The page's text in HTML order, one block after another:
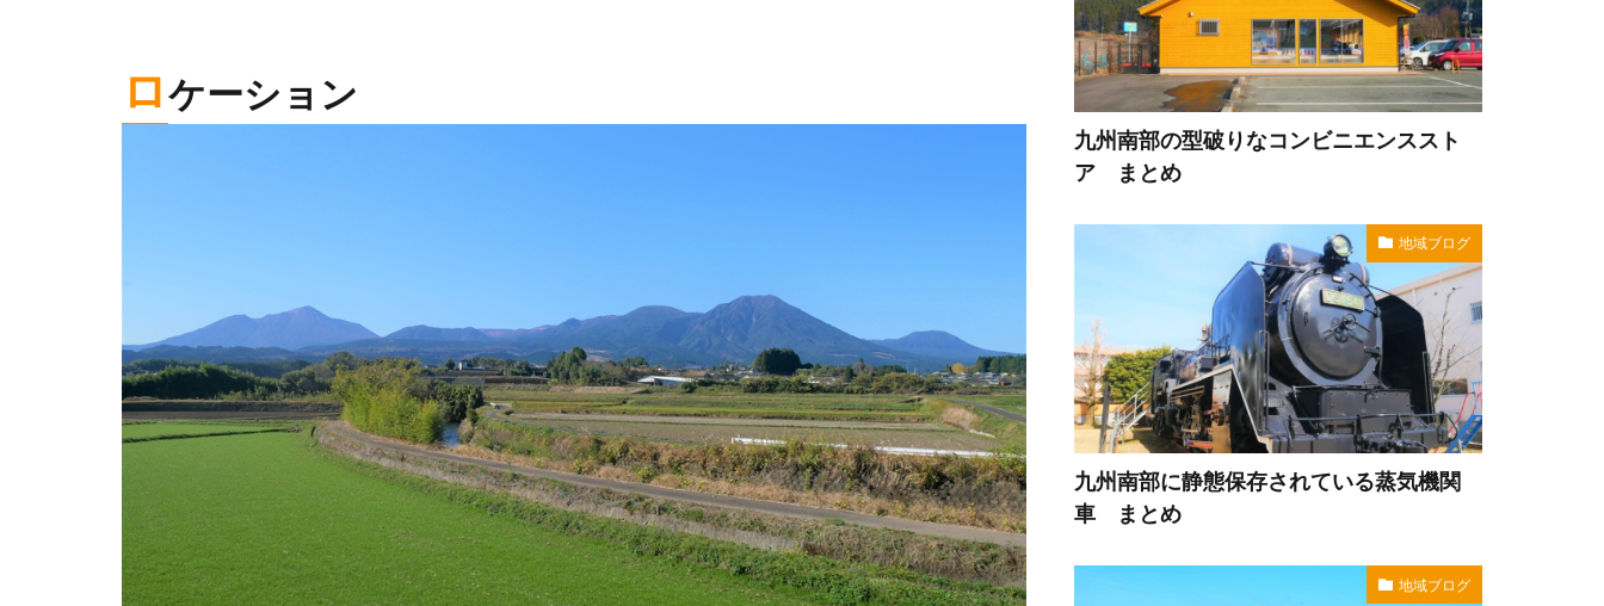
ロケーション
九州南部の型破りなコンビニエンススト
ア まとめ
地域ブログ
九州南部に静態保存されている蒸気機関
車 まとめ
地域ブログ